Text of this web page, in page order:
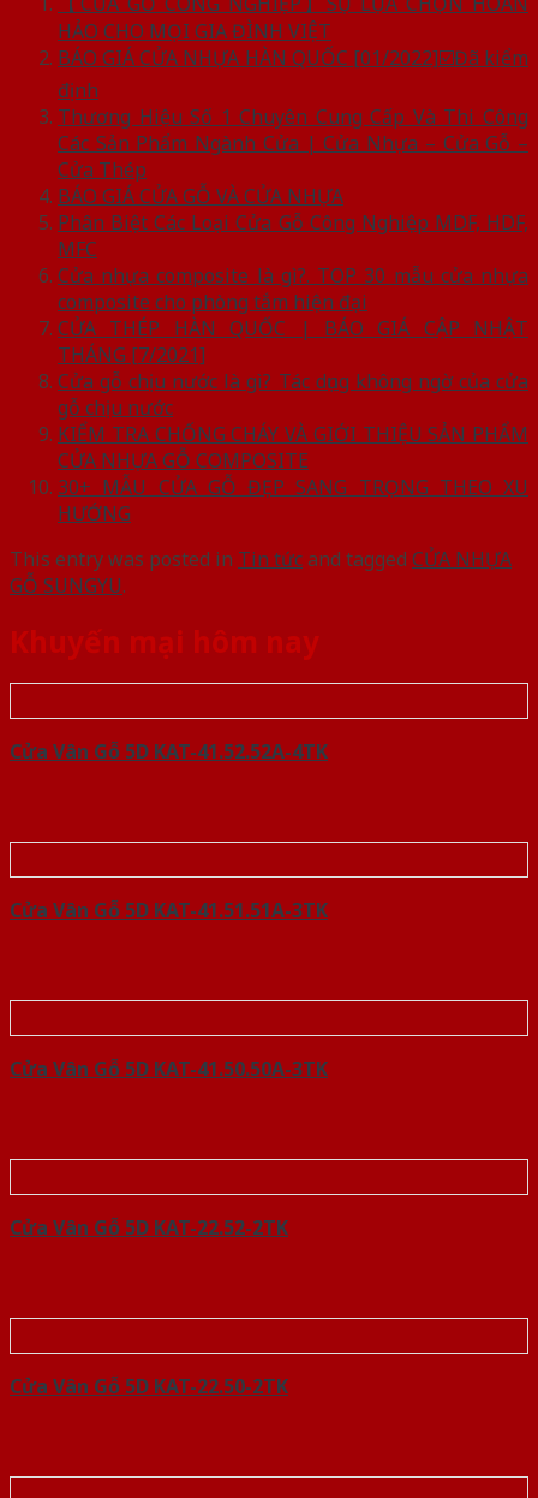
HẢO CHO MỌI GIA ĐÌNH VIỆT
BÁO GIÁ CỬA NHỰA HÀN QUỐC [01/2022]☑️Đã kiểm
định
Thương Hiệu Số 1 Chuyên Cung Cấp Và Thi Công
Các Sản Phẩm Ngành Cửa | Cửa Nhựa – Cửa Gỗ –
Cửa Thép
BÁO GIÁ CỬA GỖ VÀ CỬA NHỰA
Phân Biệt Các Loại Cửa Gỗ Công Nghiệp MDF, HDF,
MFC
Cửa nhựa composite là gì?. TOP 30 mẫu cửa nhựa
composite cho phòng tắm hiện đại
CỬA THÉP HÀN QUỐC | BÁO GIÁ CẬP NHẬT
THÁNG [7/2021]
Cửa gỗ chịu nước là gì? Tác dụng không ngờ của cửa
gỗ chịu nước
KIỂM TRA CHỐNG CHÁY VÀ GIỚI THIỆU SẢN PHẨM
CỬA NHỰA GỖ COMPOSITE
30+ MẪU CỬA GỖ ĐẸP SANG TRỌNG THEO XU
HƯỚNG
This entry was posted in Tin tứcand tagged CỬA NHỰA
GỖ SUNGYU.
Khuyến mại hôm nay
Cửa Vân Gỗ 5D KAT-41.52.52A-4TK
Cửa Vân Gỗ 5D KAT-41.51.51A-3TK
Cửa Vân Gỗ 5D KAT-41.50.50A-3TK
Cửa Vân Gỗ 5D KAT-22.52-2TK
Cửa Vân Gỗ 5D KAT-22.50-2TK